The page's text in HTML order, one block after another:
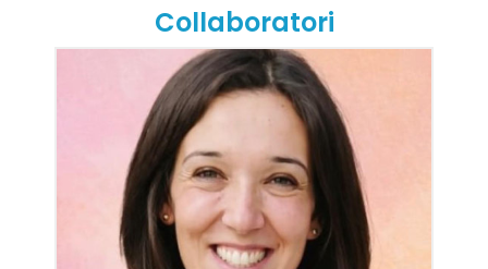
Collaboratori